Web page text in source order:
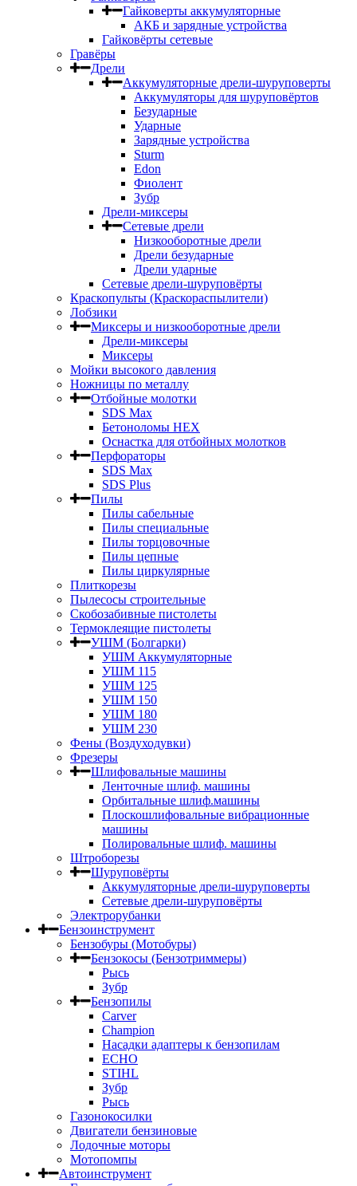
Гайковерты аккумуляторные
АКБ и зарядные устройства
Гайковёрты сетевые
Гравёры
Дрели
Аккумуляторные дрели-шуруповерты
Аккумуляторы для шуруповёртов
Безударные
Ударные
Зарядные устройства
Sturm
Edon
Фиолент
Зубр
Дрели-миксеры
Сетевые дрели
Низкооборотные дрели
Дрели безударные
Дрели ударные
Сетевые дрели-шуруповёрты
Краскопульты (Краскораспылители)
Лобзики
Миксеры и низкооборотные дрели
Дрели-миксеры
Миксеры
Мойки высокого давления
Ножницы по металлу
Отбойные молотки
SDS Max
Бетоноломы HEX
Оснастка для отбойных молотков
Перфораторы
SDS Max
SDS Plus
Пилы
Пилы сабельные
Пилы специальные
Пилы торцовочные
Пилы цепные
Пилы циркулярные
Плиткорезы
Пылесосы строительные
Скобозабивные пистолеты
Термоклеящие пистолеты
УШМ (Болгарки)
УШМ Аккумуляторные
УШМ 115
УШМ 125
УШМ 150
УШМ 180
УШМ 230
Фены (Воздуходувки)
Фрезеры
Шлифовальные машины
Ленточные шлиф. машины
Орбитальные шлиф.машины
Плоскошлифовальные вибрационные
машины
Полировальные шлиф. машины
Штроборезы
Шуруповёрты
Аккумуляторные дрели-шуруповерты
Сетевые дрели-шуруповёрты
Электрорубанки
Бензоинструмент
Бензобуры (Мотобуры)
Бензокосы (Бензотриммеры)
Рысь
Зубр
Бензопилы
Carver
Champion
Насадки адаптеры к бензопилам
ECHO
STIHL
Зубр
Рысь
Газонокосилки
Двигатели бензиновые
Лодочные моторы
Мотопомпы
Автоинструмент